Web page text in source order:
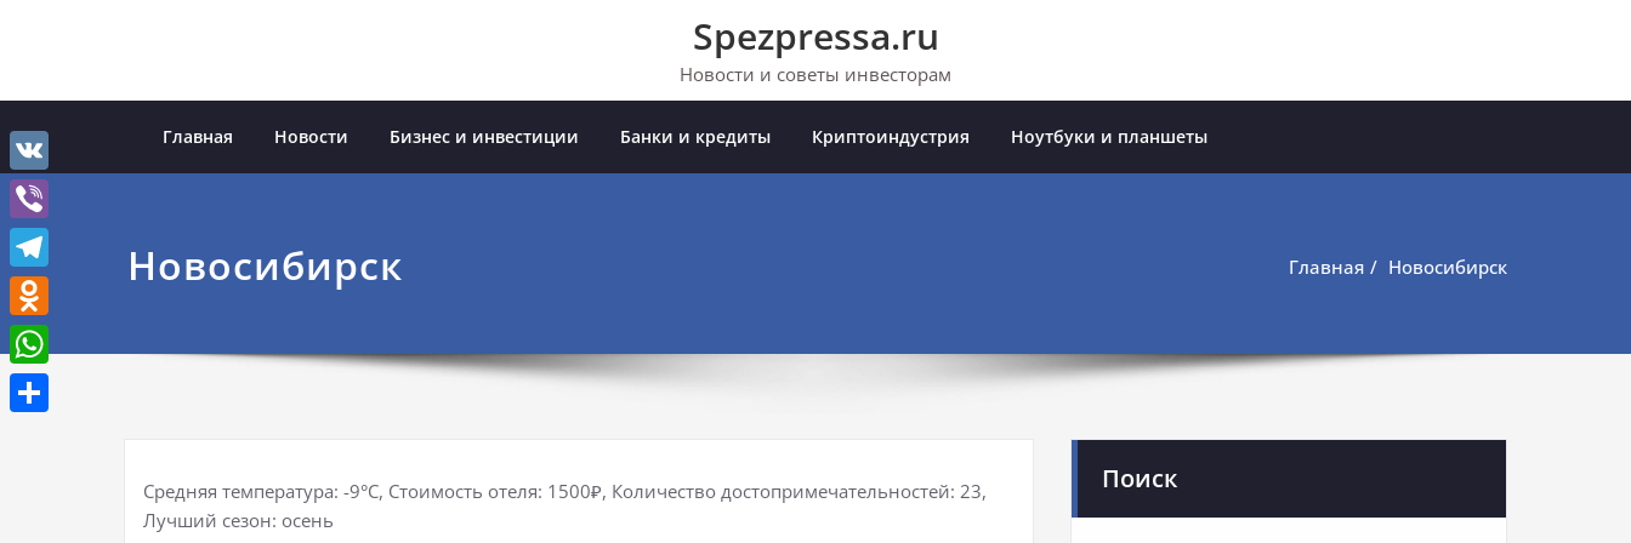
Spezpressa.ru
Новости и советы инвесторам
Главная Новости Бизнес и инвестиции Банки и кредиты Криптоиндустрия Ноутбуки и планшеты
Новосибирск Главная Новосибирск
Средняя температура: -9°C, Стоимость отеля: 1500₽, Количество достопримечательностей: 23,
Лучший сезон: осень
Поиск
VK
Viber
Telegram
Odnoklassniki
WhatsApp